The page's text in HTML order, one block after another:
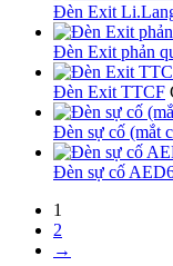
Đèn Exit
Đèn Exit phản
Đèn Exit TTCF
Đèn sự cố (mắt
Đèn sự cố
1
2
→